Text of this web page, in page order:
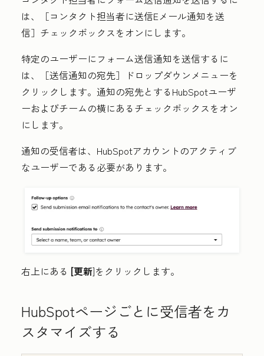
は、［コンタクト担当者に送信Eメール通知を送
信］ チェックボックスをオンにします。
特定のユーザーにフォーム送信通知を送信するに
は、［送信通知の宛先］
ドロップダウンメニューを
クリックします。通知の宛先とするHubSpotユーザ
ーおよびチームの横にあるチェックボックスをオン
にします。
通知の受信者は、HubSpotアカウントのアクティブ
なユーザーである必要があります。
右上にある [更新]をクリックします。
HubSpotページごとに受信者をカ
スタマイズする